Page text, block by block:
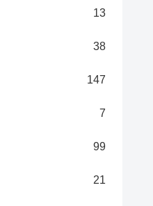
13
38
147
7
99
21